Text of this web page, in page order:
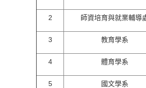
2 師資培育與就業輔導
3 教育學系
4 體育學系
5 國文學系